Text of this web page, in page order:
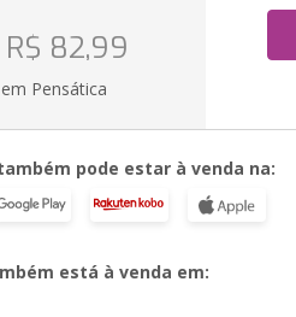
R$ 82,99
Pensática
pode estar à venda na:
está à venda em: